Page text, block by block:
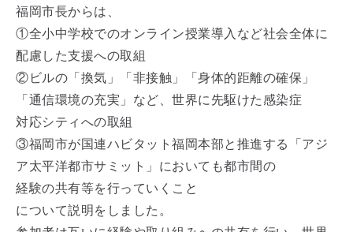
福岡市長からは、
①全小中学校でのオンライン授業導入など社会全体に
配慮した支援への取組
②ビルの「換気」「非接触」「身体的距離の確保」
「通信環境の充実」など、世界に先駆けた感染症
対応シティへの取組
③福岡市が国連ハビタット福岡本部と推進する「アジ
ア太平洋都市サミット」においても都市間の
経験の共有等を行っていくこと
について説明をしました。